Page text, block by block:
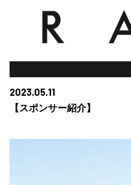
2023.05.11
【スポンサー紹介】